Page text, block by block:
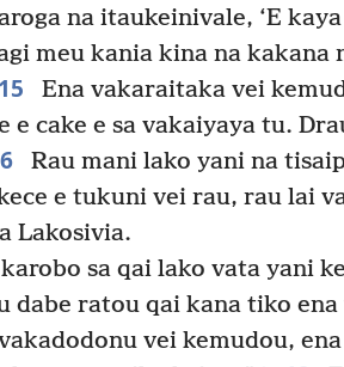
na itaukeinivale, ‘E
meu kania kina na kakana
15
Ena vakaraitaka vei
e cake e sa vakaiyaya tu.
Rau mani lako yani na
e tukuni vei rau, rau lai
Lakosivia.
sa qai lako vata yani
dabe ratou qai kana tiko
vei kemudou,